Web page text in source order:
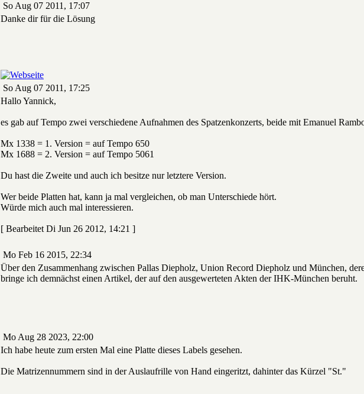
So Aug 07 2011, 17:07
Danke dir für die Lösung
So Aug 07 2011, 17:25
Hallo Yannick,
es gab auf Tempo zwei verschiedene Aufnahmen des Spatzenkonzerts, beide mit Emanuel
Mx 1338 = 1. Version = auf Tempo 650
Mx 1688 = 2. Version = auf Tempo 5061
Du hast die Zweite und auch ich besitze nur letztere Version.
Wer beide Platten hat, kann ja mal vergleichen, ob man Unterschiede hört.
Würde mich auch mal interessieren.
[ Bearbeitet Di Jun 26 2012, 14:21 ]
Mo Feb 16 2015, 22:34
Über den Zusammenhang zwischen Pallas Diepholz, Union Record Diepholz und München,
bringe ich demnächst einen Artikel, der auf den ausgewerteten Akten der IHK-München beruht.
Mo Aug 28 2023, 22:00
Ich habe heute zum ersten Mal eine Platte dieses Labels gesehen.
Die Matrizennummern sind in der Auslaufrille von Hand eingeritzt, dahinter das Kürzel "St."